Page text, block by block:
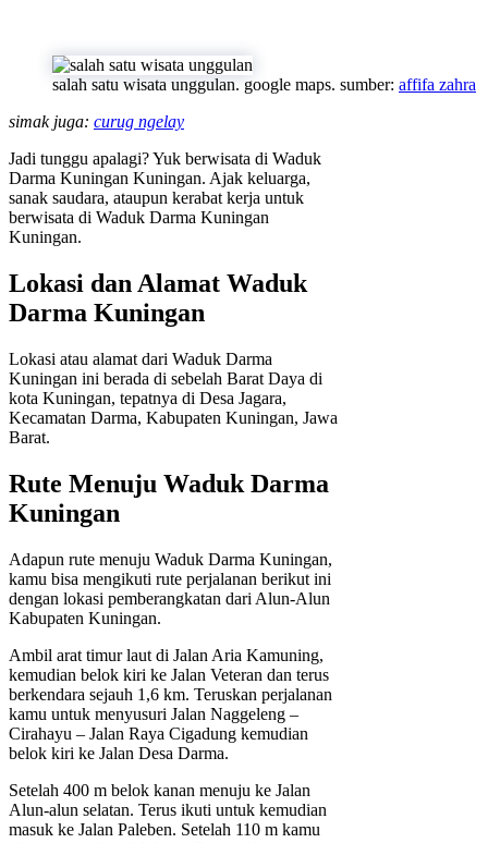
salah satu wisata unggulan. google maps. sumber: affifa zahra
simak juga: curug ngelay
Jadi tunggu apalagi? Yuk berwisata di Waduk
Darma Kuningan Kuningan. Ajak keluarga,
sanak saudara, ataupun kerabat kerja untuk
berwisata di Waduk Darma Kuningan
Kuningan.
Lokasi dan Alamat Waduk
Darma Kuningan
Lokasi atau alamat dari Waduk Darma
Kuningan ini berada di sebelah Barat Daya di
kota Kuningan, tepatnya di Desa Jagara,
Kecamatan Darma, Kabupaten Kuningan, Jawa
Barat.
Rute Menuju Waduk Darma
Kuningan
Adapun rute menuju Waduk Darma Kuningan,
kamu bisa mengikuti rute perjalanan berikut ini
dengan lokasi pemberangkatan dari Alun-Alun
Kabupaten Kuningan.
Ambil arat timur laut di Jalan Aria Kamuning,
kemudian belok kiri ke Jalan Veteran dan terus
berkendara sejauh 1,6 km. Teruskan perjalanan
kamu untuk menyusuri Jalan Naggeleng –
Cirahayu – Jalan Raya Cigadung kemudian
belok kiri ke Jalan Desa Darma.
Setelah 400 m belok kanan menuju ke Jalan
Alun-alun selatan. Terus ikuti untuk kemudian
masuk ke Jalan Paleben. Setelah 110 m kamu